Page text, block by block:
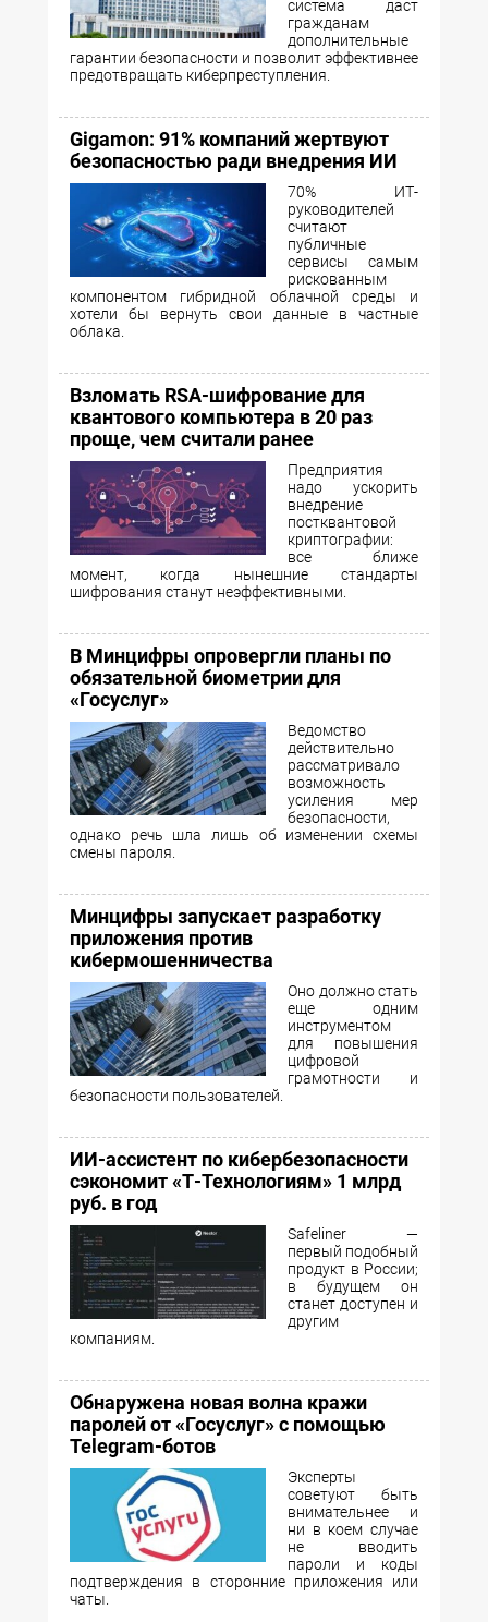
система даст
гражданам
дополнительные
гарантии безопасности и позволит эффективнее
предотвращать киберпреступления.
Gigamon: 91% компаний жертвуют
безопасностью ради внедрения ИИ
70% ИТ-
руководителей
считают
публичные
сервисы самым
рискованным
компонентом гибридной облачной среды и
хотели бы вернуть свои данные в частные
облака.
Взломать RSA-шифрование для
квантового компьютера в 20 раз
проще, чем считали ранее
Предприятия
надо ускорить
внедрение
постквантовой
криптографии:
все ближе
момент, когда нынешние стандарты
шифрования станут неэффективными.
В Минцифры опровергли планы по
обязательной биометрии для
«Госуслуг»
Ведомство
действительно
рассматривало
возможность
усиления мер
безопасности,
однако речь шла лишь об изменении схемы
смены пароля.
Минцифры запускает разработку
приложения против
кибермошенничества
Оно должно стать
еще одним
инструментом
для повышения
цифровой
грамотности и
безопасности пользователей.
ИИ-ассистент по кибербезопасности
сэкономит «Т-Технологиям» 1 млрд
руб. в год
Safeliner —
первый подобный
продукт в России;
в будущем он
станет доступен и
другим
компаниям.
Обнаружена новая волна кражи
паролей от «Госуслуг» с помощью
Telegram-ботов
Эксперты
советуют быть
внимательнее и
ни в коем случае
не вводить
пароли и коды
подтверждения в сторонние приложения или
чаты.